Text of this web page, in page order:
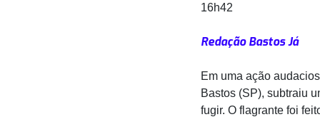
16h42
Redação Bastos Já
Em uma ação
Bastos (SP), subtraiu
fugir. O flagrante foi